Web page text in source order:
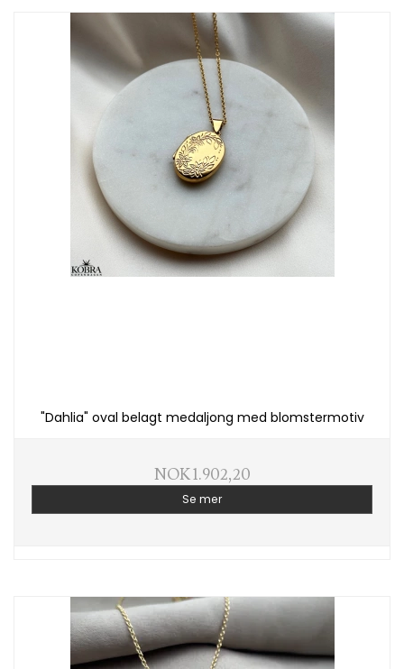
"Dahlia" oval belagt medaljong med blomstermotiv
NOK 1.902,20
Se mer